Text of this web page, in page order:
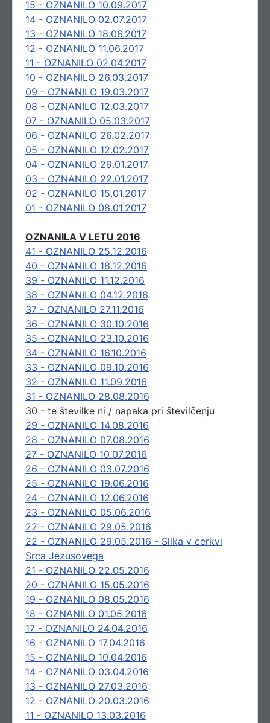
15 - OZNANILO 10.09.2017
14 - OZNANILO 02.07.2017
13 - OZNANILO 18.06.2017
12 - OZNANILO 11.06.2017
11 - OZNANILO 02.04.2017
10 - OZNANILO 26.03.2017
09 - OZNANILO 19.03.2017
08 - OZNANILO 12.03.2017
07 - OZNANILO 05.03.2017
06 - OZNANILO 26.02.2017
05 - OZNANILO 12.02.2017
04 - OZNANILO 29.01.2017
03 - OZNANILO 22.01.2017
02 - OZNANILO 15.01.2017
01 - OZNANILO 08.01.2017
OZNANILA V LETU 2016
41 - OZNANILO 25.12.2016
40 - OZNANILO 18.12.2016
39 - OZNANILO 11.12.2016
38 - OZNANILO 04.12.2016
37 - OZNANILO 27.11.2016
36 - OZNANILO 30.10.2016
35 - OZNANILO 23.10.2016
34 - OZNANILO 16.10.2016
33 - OZNANILO 09.10.2016
32 - OZNANILO 11.09.2016
31 - OZNANILO 28.08.2016
30 - te številke ni / napaka pri številčenju
29 - OZNANILO 14.08.2016
28 - OZNANILO 07.08.2016
27 - OZNANILO 10.07.2016
26 - OZNANILO 03.07.2016
25 - OZNANILO 19.06.2016
24 - OZNANILO 12.06.2016
23 - OZNANILO 05.06.2016
22 - OZNANILO 29.05.2016
22 - OZNANILO 29.05.2016 - Slika v cerkvi
Srca Jezusovega
21 - OZNANILO 22.05.2016
20 - OZNANILO 15.05.2016
19 - OZNANILO 08.05.2016
18 - OZNANILO 01.05.2016
17 - OZNANILO 24.04.2016
16 - OZNANILO 17.04.2016
15 - OZNANILO 10.04.2016
14 - OZNANILO 03.04.2016
13 - OZNANILO 27.03.2016
12 - OZNANILO 20.03.2016
11 - OZNANILO 13.03.2016